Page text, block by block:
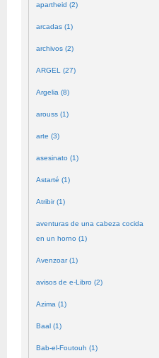
apartheid (2)
arcadas (1)
archivos (2)
ARGEL (27)
Argelia (8)
arouss (1)
arte (3)
asesinato (1)
Astarté (1)
Atribir (1)
aventuras de una cabeza cocida
en un horno (1)
Avenzoar (1)
avisos de e-Libro (2)
Azima (1)
Baal (1)
Bab-el-Foutouh (1)